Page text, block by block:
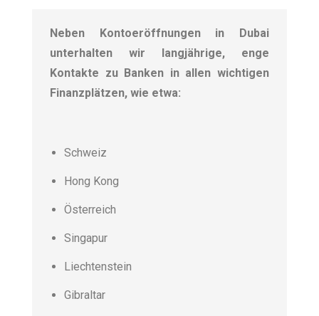
Neben Kontoeröffnungen in Dubai
unterhalten wir langjährige, enge
Kontakte zu Banken in allen wichtigen
Finanzplätzen, wie etwa:
Schweiz
Hong Kong
Österreich
Singapur
Liechtenstein
Gibraltar